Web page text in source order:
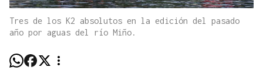
Tres de los K2 absolutos en la edición del pasado
año por aguas del río Miño.